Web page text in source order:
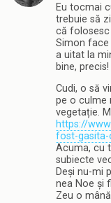
Eu tocmai
trebuie să
că folosesc
Simon face
a uitat la
bine, precis!
Cudi, o să
pe o culme
vegetație.
https://
fost-
Acuma, cu
subiecte
Deși nu-mi
nea Noe și
Zeu o